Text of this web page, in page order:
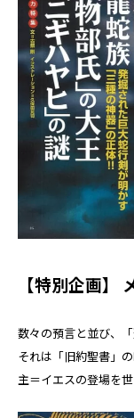
【特別企画】
数々の預言と並び、
それは「旧約聖書」
主＝イエスの登場を